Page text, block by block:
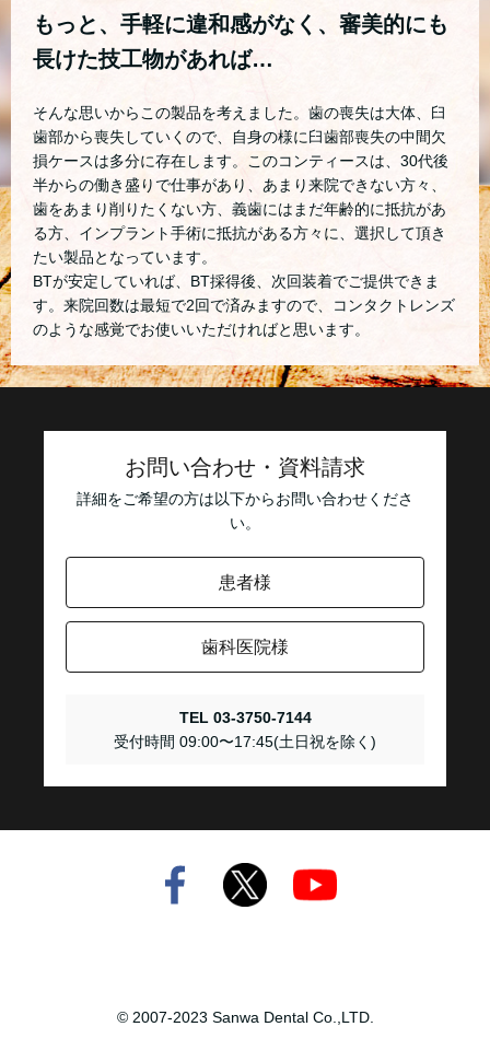
もっと、手軽に違和感がなく、審美的にも
長けた技工物があれば…
そんな思いからこの製品を考えました。歯の喪失は大体、臼
歯部から喪失していくので、自身の様に臼歯部喪失の中間欠
損ケースは多分に存在します。このコンティースは、30代後
半からの働き盛りで仕事があり、あまり来院できない方々、
歯をあまり削りたくない方、義歯にはまだ年齢的に抵抗があ
る方、インプラント手術に抵抗がある方々に、選択して頂き
たい製品となっています。
BTが安定していれば、BT採得後、次回装着でご提供できま
す。来院回数は最短で2回で済みますので、コンタクトレンズ
のような感覚でお使いいただければと思います。
お問い合わせ・資料請求
詳細をご希望の方は以下からお問い合わせくださ
い。
患者様
歯科医院様
TEL 03-3750-7144
受付時間 09:00〜17:45(土日祝を除く)
© 2007-2023 Sanwa Dental Co.,LTD.